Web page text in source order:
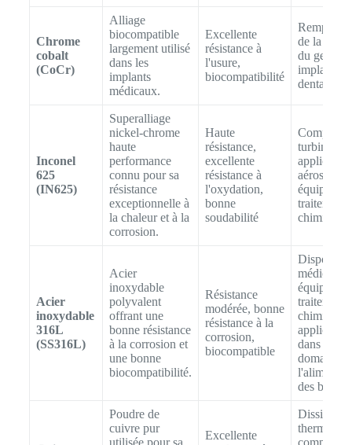
Chrome
cobalt
(CoCr)
Alliage
biocompatible
largement utilisé
dans les
implants
médicaux.
Excellente
résistance à
l'usure,
biocompatibilité
de la
du genou,
implants
dentaires
Inconel
625
(IN625)
Superalliage
nickel-chrome
haute
performance
connu pour sa
résistance
exceptionnelle à
la chaleur et à la
corrosion.
Haute
résistance,
excellente
résistance à
l'oxydation,
bonne
soudabilité
turbines à
traitement
chimique
Acier
inoxydable
316L
(SS316L)
Acier
inoxydable
polyvalent
offrant une
bonne résistance
à la corrosion et
une bonne
biocompatibilité.
Résistance
modérée, bonne
résistance à la
corrosion,
biocompatible
Dispositifs
médicaux,
traitement
chimique,
dans le
domaine
des
Poudre de
cuivre pur
utilisée pour sa
Excellente